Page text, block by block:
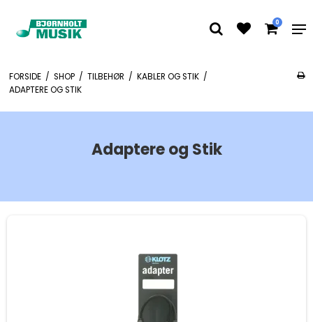
0
FORSIDE / SHOP / TILBEHØR / KABLER OG STIK /
ADAPTERE OG STIK
Adaptere og Stik